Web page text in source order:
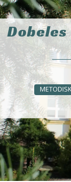
Dobeles